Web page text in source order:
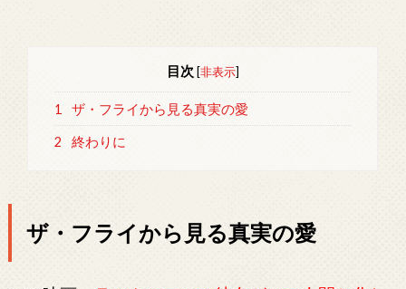
目次 [非表示]
1 ザ・フライから見る真実の愛
2 終わりに
ザ・フライから見る真実の愛